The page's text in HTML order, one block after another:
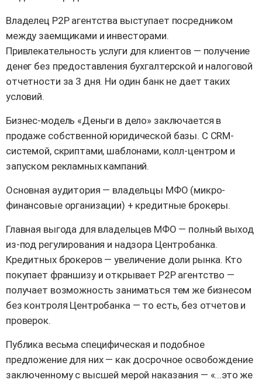
Владелец P2P агентства выступает посредником
между заемщиками и инвесторами.
Привлекательность услуги для клиентов — получение
денег без предоставления бухгалтерской и налоговой
отчетности за 3 дня. Ни один банк не дает таких
условий.
Бизнес-модель «Деньги в дело» заключается в
продаже собственной юридической базы. С CRM-
системой, скриптами, шаблонами, колл-центром и
запуском рекламных кампаний.
Основная аудитория — владельцы МФО (микро-
финансовые организации) + кредитные брокеры.
Главная выгода для владельцев МФО — полный выход
из-под регулирования и надзора Центробанка.
Кредитных брокеров — увеличение доли рынка. Кто
покупает франшизу и открывает P2P агентство —
получает возможность заниматься тем же бизнесом
без контроля Центробанка — то есть, без отчетов и
проверок.
Публика весьма специфическая и подобное
предложение для них — как досрочное освобождение
заключенному с высшей мерой наказания — «...это же